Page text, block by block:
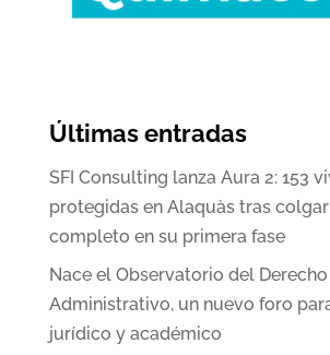
Últimas entradas
SFI Consulting lanza Aura 2: 153
protegidas en Alaquàs tras
completo en su primera fase
Nace el Observatorio del
Administrativo, un nuevo foro
jurídico y académico